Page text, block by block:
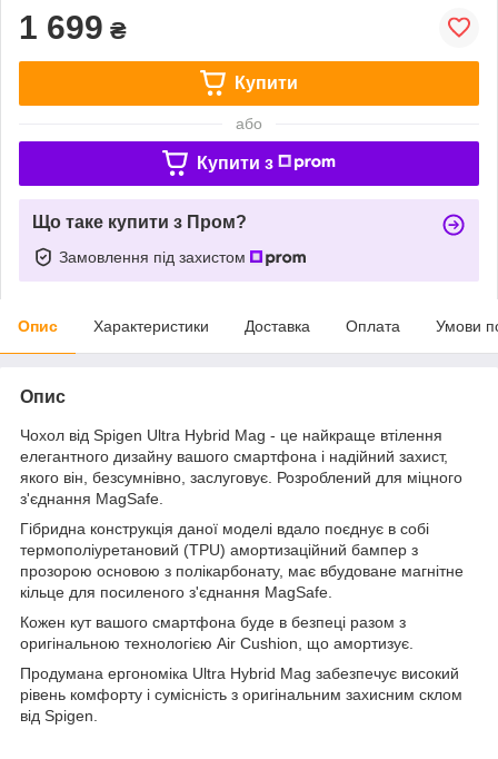
1 699 ₴
Купити
або
Купити з
Що таке купити з Пром?
Замовлення під захистом
Опис Характеристики Доставка Оплата Умови
Опис
Чохол від Spigen Ultra Hybrid Mag - це найкраще втілення
елегантного дизайну вашого смартфона і надійний захист,
якого він, безсумнівно, заслуговує. Розроблений для міцного
з'єднання MagSafe.
Гібридна конструкція даної моделі вдало поєднує в собі
термополіуретановий (TPU) амортизаційний бампер з
прозорою основою з полікарбонату, має вбудоване магнітне
кільце для посиленого з'єднання MagSafe.
Кожен кут вашого смартфона буде в безпеці разом з
оригінальною технологією Air Cushion, що амортизує.
Продумана ергономіка Ultra Hybrid Mag забезпечує високий
рівень комфорту і сумісність з оригінальним захисним склом
від Spigen.